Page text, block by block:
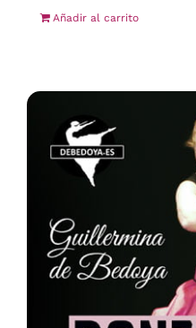
Añadir al carrito